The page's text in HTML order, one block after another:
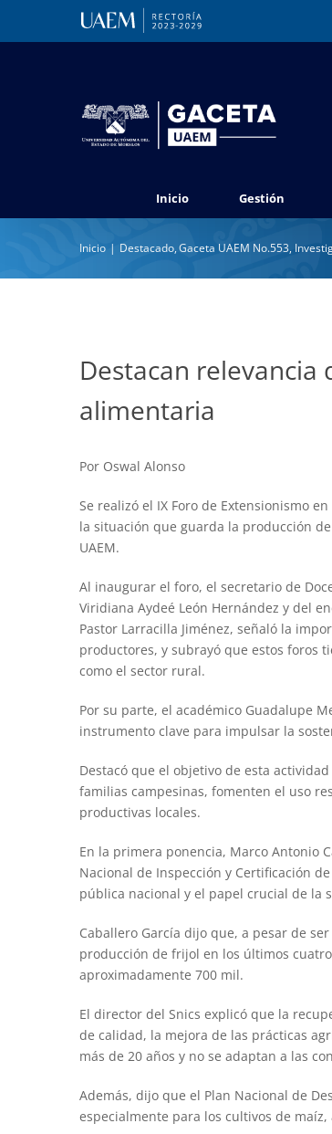
Inicio Gestión
Inicio Destacado Gaceta UAEM No.553
Destacan
alimentaria
Por Oswal Alonso
Se realizó el IX Foro de Extensionismo
la situación que guarda la producción
UAEM.
Al inaugurar el foro, el secretario de
Viridiana Aydeé León Hernández y del
Pastor Larracilla Jiménez, señaló la
productores, y subrayó que estos foros
como el sector rural.
Por su parte, el académico Guadalupe
instrumento clave para impulsar la
Destacó que el objetivo de esta
familias campesinas, fomenten el uso
productivas locales.
En la primera ponencia, Marco Antonio
Nacional de Inspección y Certificación
pública nacional y el papel crucial de la
Caballero García dijo que, a pesar de
producción de frijol en los últimos
aproximadamente 700 mil.
El director del Snics explicó que la
de calidad, la mejora de las prácticas
más de 20 años y no se adaptan a las
Además, dijo que el Plan Nacional de
especialmente para los cultivos de